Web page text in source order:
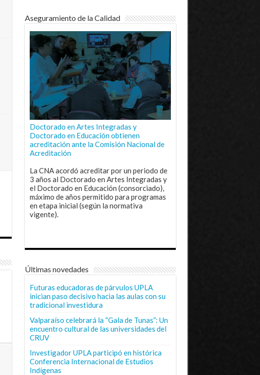
Aseguramiento de la Calidad
Doctorado en Artes Integradas y
Doctorado en Educación obtienen
acreditación ante la Comisión Nacional de
Acreditación
La CNA acordó acreditar por un periodo de
3 años al Doctorado en Artes Integradas y
el Doctorado en Educación (consorciado),
máximo de años permitido para programas
en etapa inicial (según la normativa
vigente).
Últimas novedades
Futuras educadoras de párvulos UPLA
inician paso decisivo hacia las aulas con su
tradicional investidura
Valparaíso celebrará la “Gala de Tunas”: Un
encuentro cultural de las universidades del
CRUV
Investigador UPLA participó en histórica
Conferencia Internacional de Estudios
Indígenas